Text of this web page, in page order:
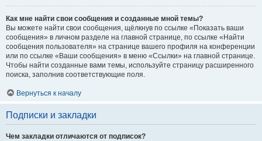
Как мне найти свои сообщения и созданные мной темы?
Вы можете найти свои сообщения, щёлкнув по ссылке «Показать ваши
сообщения» в личном разделе на главной странице, по ссылке «Найти
сообщения пользователя» на странице вашего профиля на конференции
или по ссылке «Ваши сообщения» в меню «Ссылки» на главной странице.
Чтобы найти созданные вами темы, используйте страницу расширенного
поиска, заполнив соответствующие поля.
Вернуться к началу
Подписки и закладки
Чем закладки отличаются от подписок?